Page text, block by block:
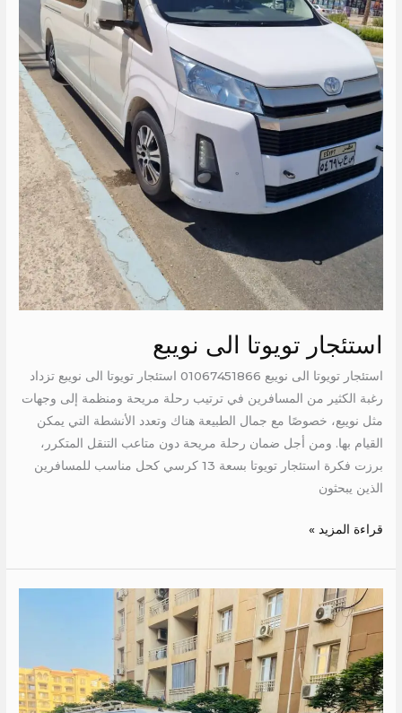
استئجار تويوتا الى نويبع
استئجار تويوتا الى نويبع 01067451866 استئجار تويوتا الى نويبع تزداد
رغبة الكثير من المسافرين في ترتيب رحلة مريحة ومنظمة إلى وجهات
مثل نويبع، خصوصًا مع جمال الطبيعة هناك وتعدد الأنشطة التي يمكن
القيام بها. ومن أجل ضمان رحلة مريحة دون متاعب التنقل المتكرر،
برزت فكرة استئجار تويوتا بسعة 13 كرسي كحل مناسب للمسافرين
الذين يبحثون
قراءة المزيد »
اجر
ميكروباص
مرسى
مطروح